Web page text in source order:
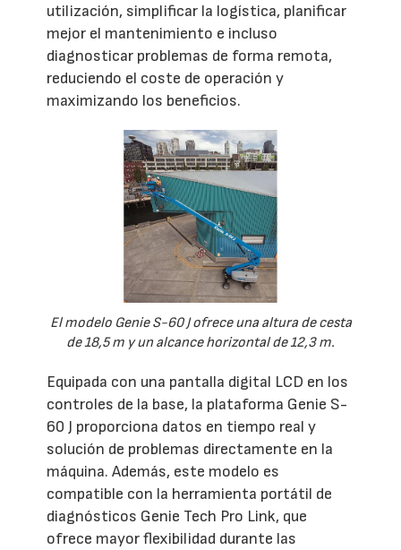
utilización, simplificar la logística, planificar
mejor el mantenimiento e incluso
diagnosticar problemas de forma remota,
reduciendo el coste de operación y
maximizando los beneficios.
El modelo Genie S-60 J ofrece una altura de cesta
de 18,5 m y un alcance horizontal de 12,3 m.
Equipada con una pantalla digital LCD en los
controles de la base, la plataforma Genie S-
60 J proporciona datos en tiempo real y
solución de problemas directamente en la
máquina. Además, este modelo es
compatible con la herramienta portátil de
diagnósticos Genie Tech Pro Link, que
ofrece mayor flexibilidad durante las